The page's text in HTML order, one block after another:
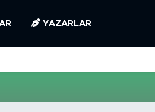
YAZARLAR